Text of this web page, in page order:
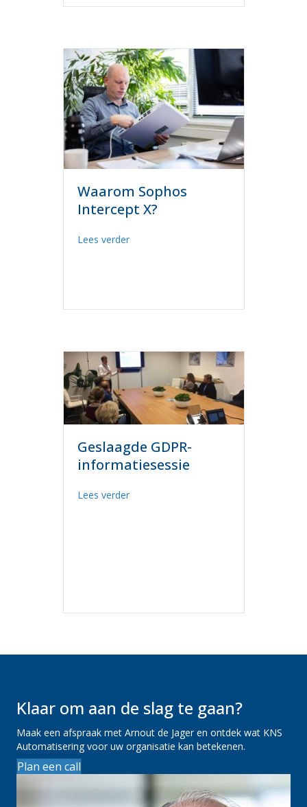
Waarom Sophos
Intercept X?
Lees verderabout Waarom Sophos Intercept X?
Geslaagde GDPR-
informatiesessie
Lees verderabout Geslaagde GDPR-
Klaar om aan de slag te gaan?
Maak een afspraak met Arnout de Jager en ontdek wat KNS
Automatisering voor uw organisatie kan betekenen.
Plan een call